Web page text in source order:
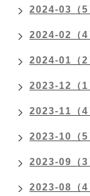
2024-03（5
2024-02（4
2024-01（2
2023-12（1
2023-11（4
2023-10（5
2023-09（3
2023-08（4